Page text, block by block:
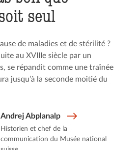
seul
de maladies et de stérilité ?
au XVIIIe siècle par un
se répandit comme une traînée
jusqu’à la seconde moitié du
Andrej Abplanalp
Historien et chef de la
communication du Musée national